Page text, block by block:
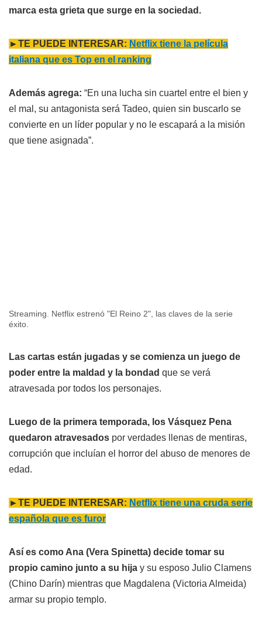
marca esta grieta que surge en la sociedad.
►TE PUEDE INTERESAR: Netflix tiene la película
italiana que es Top en el ranking
Además agrega: “En una lucha sin cuartel entre el bien y
el mal, su antagonista será Tadeo, quien sin buscarlo se
convierte en un líder popular y no le escapará a la misión
que tiene asignada”.
Streaming. Netflix estrenó "El Reino 2", las claves de la serie
éxito.
Las cartas están jugadas y se comienza un juego de
poder entre la maldad y la bondad que se verá
atravesada por todos los personajes.
Luego de la primera temporada, los Vásquez Pena
quedaron atravesados por verdades llenas de mentiras,
corrupción que incluían el horror del abuso de menores de
edad.
►TE PUEDE INTERESAR: Netflix tiene una cruda serie
española que es furor
Así es como Ana (Vera Spinetta) decide tomar su
propio camino junto a su hija y su esposo Julio Clamens
(Chino Darín) mientras que Magdalena (Victoria Almeida)
armar su propio templo.